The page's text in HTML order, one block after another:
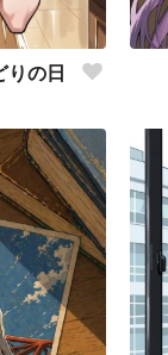
りの日